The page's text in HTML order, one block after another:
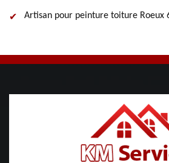
Artisan pour peinture toiture Roeux